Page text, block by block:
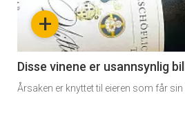
nå
3
+
Disse vinene er usannsynlig
Årsaken er knyttet til eieren som får sin